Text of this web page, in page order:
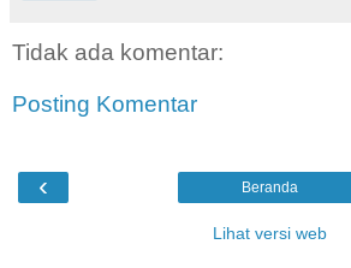
Tidak ada komentar:
Posting Komentar
‹ Beranda
Lihat versi web